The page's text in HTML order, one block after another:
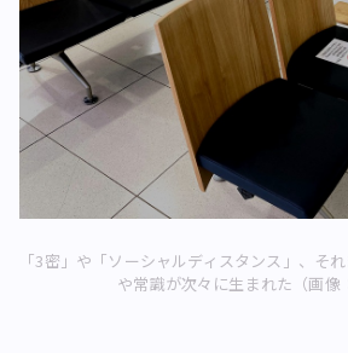
「3密」や「ソーシャルディスタンス」、そ
や常識が次々に生まれた（画像